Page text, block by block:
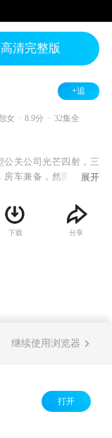
清完整版
+追
女 8.9分 32集全
公关公司光芒四射，三
房车兼备，然而在三十
路的他，为了得到下
对手丁羽，成功策划
目女神柳林。然而之
展开
下载 分享
继续使用浏览器
打开